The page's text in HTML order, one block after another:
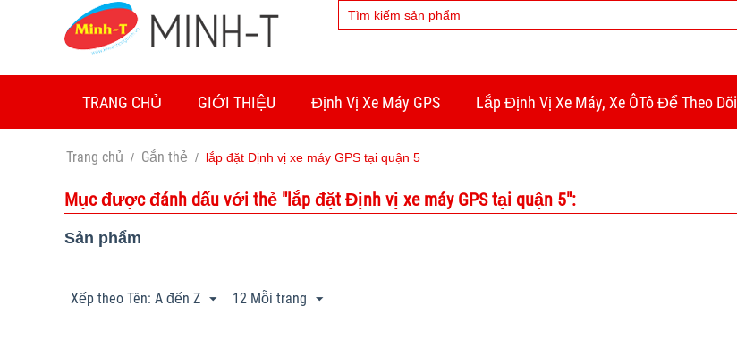
TRANG CHỦ GIỚI THIỆU Định Vị Xe Máy GPS Lắp Định Vị Xe Máy, Xe ÔTô Để Theo Dõi
Trang chủ / Gắn thẻ / lắp đặt Định vị xe máy GPS tại quận 5
Mục được đánh dấu với thẻ "lắp đặt Định vị xe máy GPS tại quận 5":
Sản phẩm
Xếp theo Tên: A đến Z 12 Mỗi trang